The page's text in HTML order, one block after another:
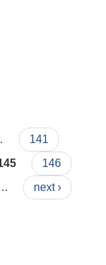
141
146
next ›